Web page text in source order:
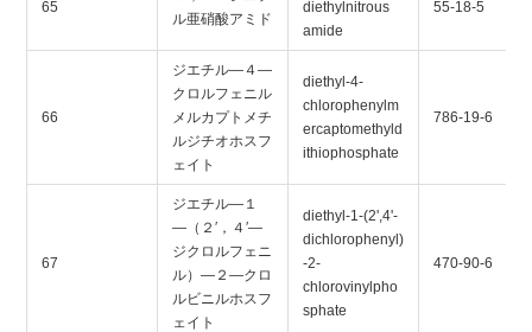
65
ル亜硝酸アミド
diethylnitrous
amide
55-18-5
66
ジエチル―４―
クロルフェニル
メルカプトメチ
ルジチオホスフ
ェイト
diethyl-4-
chlorophenylm
ercaptomethyld
ithiophosphate
786-19-6
67
ジエチル―１
―（２′，４′―
ジクロルフェニ
ル）―２―クロ
ルビニルホスフ
ェイト
diethyl-1-(2',4'-
dichlorophenyl)
-2-
chlorovinylpho
sphate
470-90-6